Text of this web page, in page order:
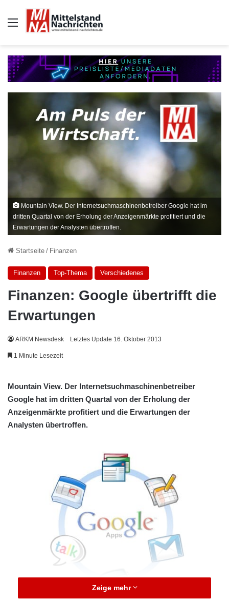
Auswahl
Mountain View. Der Internetsuchmaschinenbetreiber Google hat im
dritten Quartal von der Erholung der Anzeigenmärkte profitiert und die
Erwartungen der Analysten übertroffen.
Startseite / Finanzen
Finanzen Top-Thema Verschiedenes
Finanzen: Google übertrifft die
Erwartungen
ARKM Newsdesk Letztes Update 16. Oktober 2013
1 Minute Lesezeit
Mountain View. Der Internetsuchmaschinenbetreiber
Google hat im dritten Quartal von der Erholung der
Anzeigenmärkte profitiert und die Erwartungen der
Analysten übertroffen.
Zeige mehr